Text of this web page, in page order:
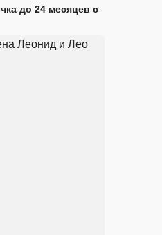
до 24 месяцев с